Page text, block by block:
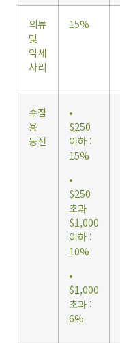
의류
및
악세
사리
15%
수집
용
동전
•
$250
이하 :
15%
•
$250
초과
$1,000
이하 :
10%
•
$1,000
초과 :
6%